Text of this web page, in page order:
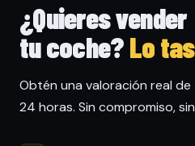
¿Quieres vender
tu coche?Lo
Obtén una valoración real
24 horas. Sin compromiso,